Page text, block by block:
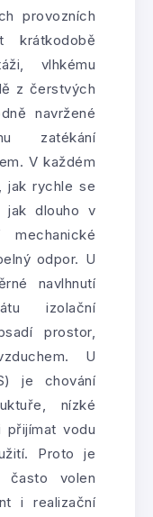
provozních
krátkodobě
vlhkému
z čerstvých
navržené
zatékání
V každém
jak rychle se
jak dlouho v
odpor. U
navlhnutí
izolační
prostor,
U
je chování
nízké
přijímat vodu
Proto je
často volen
i realizační